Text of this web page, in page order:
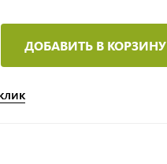
ДОБАВИТЬ В КОРЗИНУ